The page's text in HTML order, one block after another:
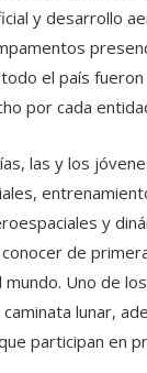
y desarrollo
el país
por cada
las y los
y
de
mundo. Uno de
lunar,
participan en